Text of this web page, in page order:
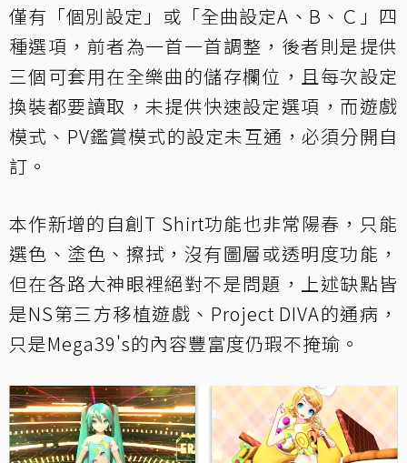
僅有「個別設定」或「全曲設定A、B、Ｃ」四
種選項，前者為一首一首調整，後者則是提供
三個可套用在全樂曲的儲存欄位，且每次設定
換裝都要讀取，未提供快速設定選項，而遊戲
模式、PV鑑賞模式的設定未互通，必須分開自
訂。
本作新增的自創T Shirt功能也非常陽春，只能
選色、塗色、擦拭，沒有圖層或透明度功能，
但在各路大神眼裡絕對不是問題，上述缺點皆
是NS第三方移植遊戲、Project DIVA的通病，
只是Mega39's的內容豐富度仍瑕不掩瑜。